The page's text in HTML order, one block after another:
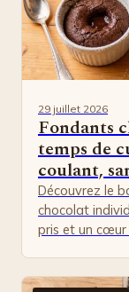
Fondants
temps de
coulant,
29 juillet 2026
Découvrez le
chocolat
pris et un cœur